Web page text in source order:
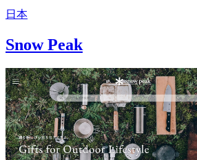
日本
Snow Peak